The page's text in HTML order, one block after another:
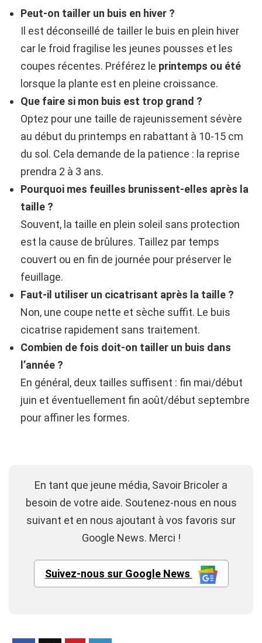
Peut-on tailler un buis en hiver ?
Il est déconseillé de tailler le buis en plein hiver
car le froid fragilise les jeunes pousses et les
coupes récentes. Préférez le printemps ou été
lorsque la plante est en pleine croissance.
Que faire si mon buis est trop grand ?
Optez pour une taille de rajeunissement sévère
au début du printemps en rabattant à 10-15 cm
du sol. Cela demande de la patience : la reprise
prendra 2 à 3 ans.
Pourquoi mes feuilles brunissent-elles après la
taille ?
Souvent, la taille en plein soleil sans protection
est la cause de brûlures. Taillez par temps
couvert ou en fin de journée pour préserver le
feuillage.
Faut-il utiliser un cicatrisant après la taille ?
Non, une coupe nette et sèche suffit. Le buis
cicatrise rapidement sans traitement.
Combien de fois doit-on tailler un buis dans
l’année ?
En général, deux tailles suffisent : fin mai/début
juin et éventuellement fin août/début septembre
pour affiner les formes.
En tant que jeune média, Savoir Bricoler a
besoin de votre aide. Soutenez-nous en nous
suivant et en nous ajoutant à vos favoris sur
Google News. Merci !
Suivez-nous sur Google News